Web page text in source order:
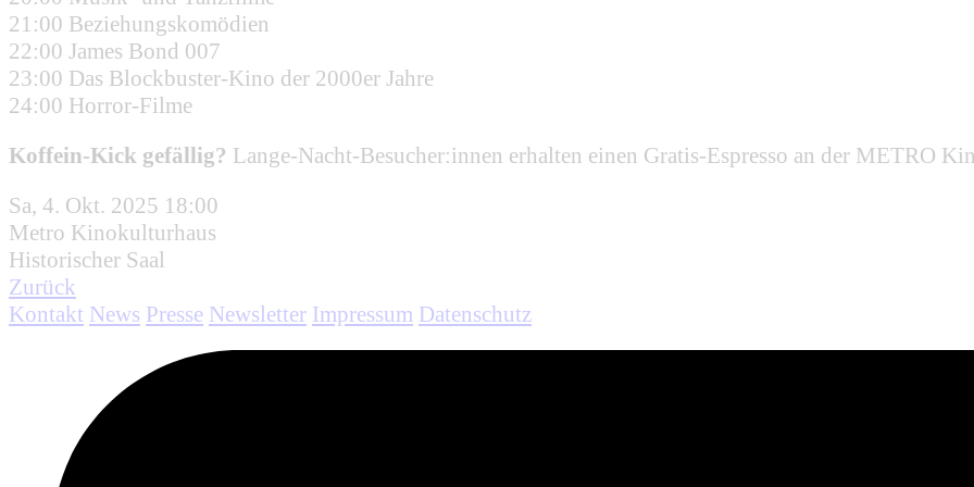
21:00 Beziehungskomödien
22:00 James Bond 007
23:00 Das Blockbuster-Kino der 2000er Jahre
24:00 Horror-Filme
Koffein-Kick gefällig? Lange-Nacht-Besucher:innen erhalten einen Gratis-Espresso an der METRO
Sa, 4. Okt. 2025 18:00
Metro Kinokulturhaus
Historischer Saal
Zurück
Kontakt News Presse Newsletter Impressum Datenschutz